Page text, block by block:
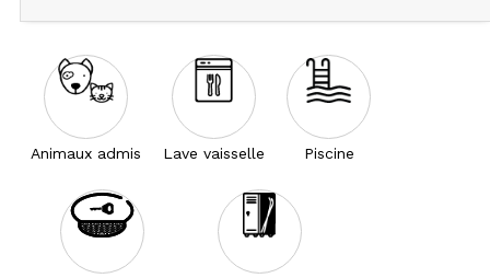
Animaux admis Lave vaisselle Piscine